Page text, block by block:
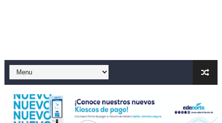
Dólar bajó 9 cts. y era vendido a $58.53; el euro sigue a
Nuevo Código Penal entra en vigor en República